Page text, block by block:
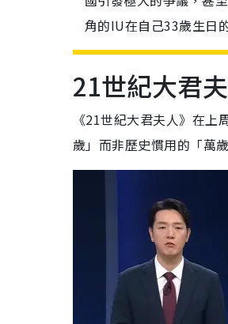
角的IU在自己33歲生日
21世紀大君
《21世紀大君夫人》在
歲」而非歷史慣用的「萬